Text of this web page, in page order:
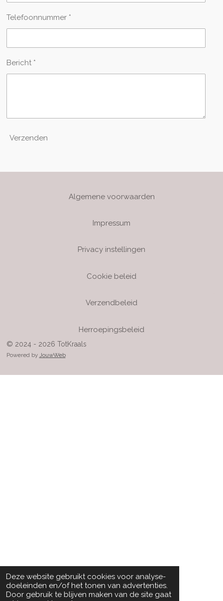
Deze website gebruikt cookies voor analyse-
doeleinden en/of het tonen van advertenties.
Door gebruik te blijven maken van de site gaat
Telefoonnummer *
Bericht *
Verzenden
Algemene voorwaarden
Impressum
Privacy instellingen
Cookie beleid
Verzendbeleid
Herroepingsbeleid
© 2024 - 2026 TotKraals
Powered by JouwWeb